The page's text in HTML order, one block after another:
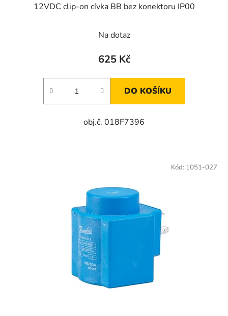
12VDC clip-on cívka BB bez konektoru IP00
Na dotaz
625 Kč
DO KOŠÍKU
obj.č. 018F7396
Kód: 1051-027